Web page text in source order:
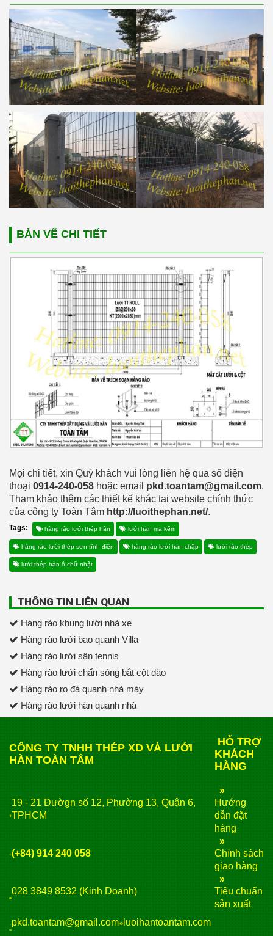
BẢN VẼ CHI TIẾT
Mọi chi tiết, xin Quý khách vui lòng liên hệ qua số điện
thoại 0914-240-058 hoặc email pkd.toantam@gmail.com.
Tham khảo thêm các thiết kế khác tại website chính thức
của công ty Toàn Tâm http://luoithephan.net/.
Tags: hàng rào lưới thép hàn lưới hàn mạ kẽm
hàng rào lưới thép sơn tĩnh điện hàng rào lưới hàn chập lưới rào thép
lưới thép hàn ô chữ nhật
THÔNG TIN LIÊN QUAN
Hàng rào khung lưới nhà xe
Hàng rào lưới bao quanh Villa
Hàng rào lưới sân tennis
Hàng rào lưới chấn sóng bắt cột đào
Hàng rào rọ đá quanh nhà máy
Hàng rào lưới hàn quanh nhà
CÔNG TY TNHH THÉP XD VÀ LƯỚI
HÀN TOÀN TÂM
HỖ TRỢ
KHÁCH
HÀNG
19 - 21 Đườgn số 12, Phường 13, Quận 6,
TPHCM
»
Hướng
dẫn đặt
hàng
(+84) 914 240 058
»
Chính sách
giao hàng
028 3849 8532 (Kinh Doanh)
»
Tiêu chuẩn
sản xuất
pkd.toantam@gmail.com
luoihantoantam.com